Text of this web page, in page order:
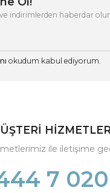
indirimlerden haberdar
okudum kabul ediyorum.
ile iletişime
7 020